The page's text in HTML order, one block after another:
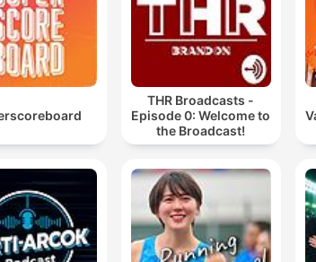
THR Broadcasts -
Episode 0: Welcome to
the Broadcast!